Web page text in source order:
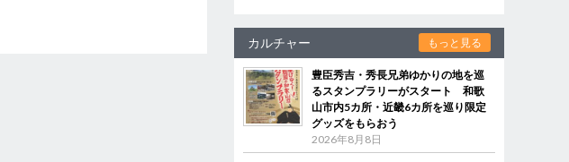
カルチャー もっと見る
豊臣秀吉・秀長兄弟ゆかりの地を巡
るスタンプラリーがスタート 和歌
山市内5カ所・近畿6カ所を巡り限定
グッズをもらおう
2026年8月8日